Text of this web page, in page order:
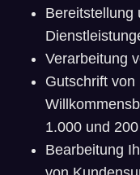
Bereitstellung
Verarbeitung
Gutschrift
1.000 und
Bearbeitung